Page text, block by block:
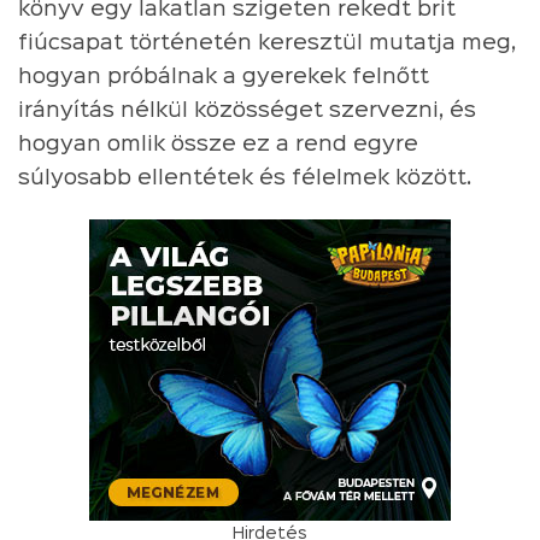
könyv egy lakatlan szigeten rekedt brit
fiúcsapat történetén keresztül mutatja meg,
hogyan próbálnak a gyerekek felnőtt
irányítás nélkül közösséget szervezni, és
hogyan omlik össze ez a rend egyre
súlyosabb ellentétek és félelmek között.
Hirdetés